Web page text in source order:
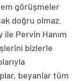
görüşmeler
doğru olmaz.
ile Pervin Hanım
bizlerle
beyanlar tüm